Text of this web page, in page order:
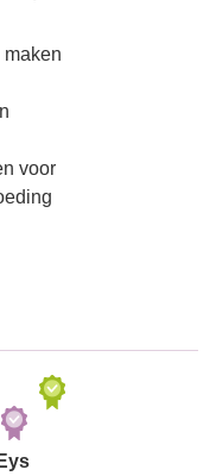
maken
voor